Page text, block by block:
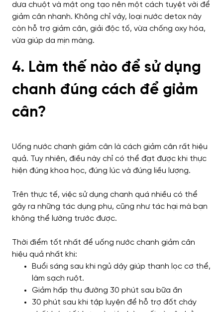
dưa chuột và mật ong tạo nên một cách tuyệt vời để
giảm cân nhanh. Không chỉ vậy, loại nước detox này
còn hỗ trợ giảm cân, giải độc tố, vừa chống oxy hóa,
vừa giúp da mịn màng.
4. Làm thế nào để sử dụng
chanh đúng cách để giảm
cân?
Uống nước chanh giảm cân là cách giảm cân rất hiệu
quả. Tuy nhiên, điều này chỉ có thể đạt được khi thực
hiện đúng khoa học, đúng lúc và đúng liều lượng.
Trên thực tế, việc sử dụng chanh quá nhiều có thể
gây ra những tác dụng phụ, cũng như tác hại mà bạn
không thể lường trước được.
Thời điểm tốt nhất để uống nước chanh giảm cân
hiệu quả nhất khi:
Buổi sáng sau khi ngủ dậy giúp thanh lọc cơ thể,
làm sạch ruột.
Giảm hấp thụ đường 30 phút sau bữa ăn
30 phút sau khi tập luyện để hỗ trợ đốt cháy